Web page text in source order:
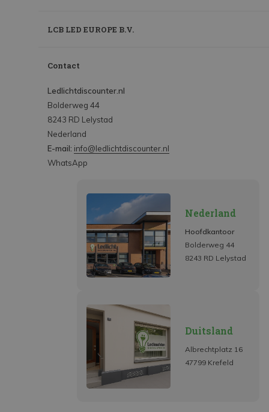
LCB LED EUROPE B.V.
Contact
Ledlichtdiscounter.nl
Bolderweg 44
8243 RD Lelystad
Nederland
E-mail: info@ledlichtdiscounter.nl
WhatsApp
Nederland
Hoofdkantoor
Bolderweg 44
8243 RD Lelystad
Duitsland
Albrechtplatz 16
47799 Krefeld